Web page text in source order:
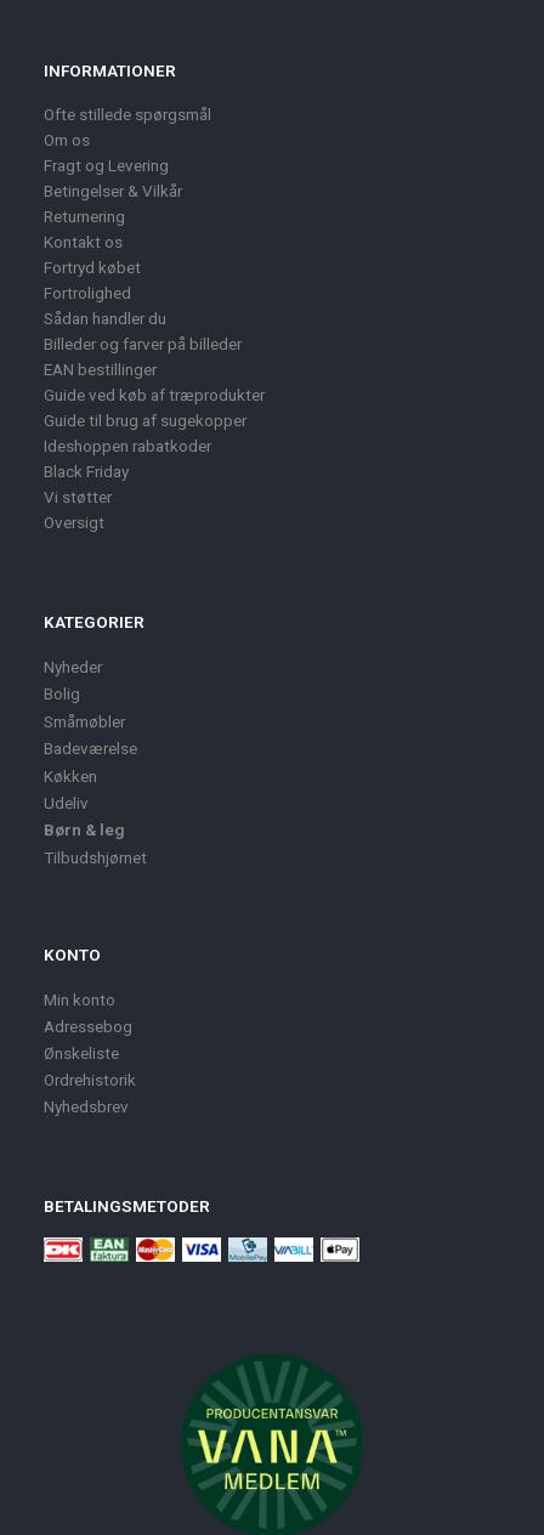
INFORMATIONER
Ofte stillede spørgsmål
Om os
Fragt og Levering
Betingelser & Vilkår
Returnering
Kontakt os
Fortryd købet
Fortrolighed
Sådan handler du
Billeder og farver på billeder
EAN bestillinger
Guide ved køb af træprodukter
Guide til brug af sugekopper
Ideshoppen rabatkoder
Black Friday
Vi støtter
Oversigt
KATEGORIER
Nyheder
Bolig
Småmøbler
Badeværelse
Køkken
Udeliv
Børn & leg
Tilbudshjørnet
KONTO
Min konto
Adressebog
Ønskeliste
Ordrehistorik
Nyhedsbrev
BETALINGSMETODER